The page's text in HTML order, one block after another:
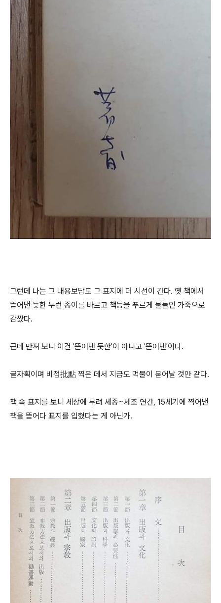
그런데 나는 그 내용보담도 그 표지에 더 시선이 간다. 옛 책에서
뜯어낸 듯한 누런 종이를 바르고 책등을 푸르게 물들인 가죽으로
감쌌다.
근데 만져 보니 이건 '뜯어낸 듯한'이 아니고 '뜯어낸'이다.
글자획이며 비점批點 찍은 데서 지금도 먹물이 묻어날 것만 같다.
책 속 표지를 보니 세상에 무려 세종~세조 연간, 15세기에 찍어낸
책을 뜯어다 표지를 입혔다는 게 아닌가.